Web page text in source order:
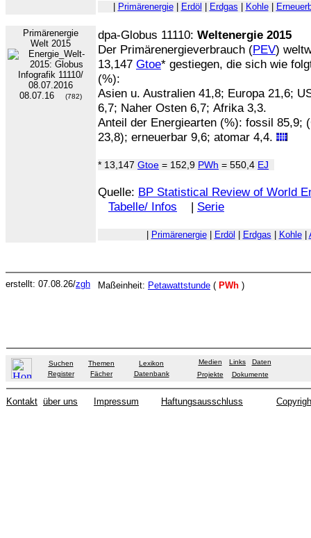
Primärenergie| Erdöl Erdgas Kohle|
Primärenergie
Welt 2015
08.07.16 (782)
dpa-Globus 11110: Weltenergie 2015
Der Primärenergieverbrauch (PEV)
13,147 Gtoe* gestiegen, die sich wie
(%):
Asien u. Australien 41,8; Europa 21,6;
6,7; Naher Osten 6,7; Afrika 3,3.
Anteil der Energiearten (%): fossil 85,9;
23,8); erneuerbar 9,6; atomar 4,4.
* 13,147 Gtoe = 152,9 PWh = 550,4 EJ
Quelle: BP Statistical Review of World
Tabelle/ Infos | Serie
Primärenergie| Erdöl Erdgas Kohle|
erstellt: 07.08.26/zgh Maßeinheit: Petawattstunde ( PWh )
Suchen Themen
Lexikon
Register
Fächer Datenbank
Medien Links
Daten
Projekte
Dokumente
Kontakt über uns Impressum Haftungsausschluss